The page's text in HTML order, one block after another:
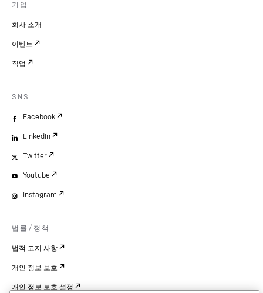
기업
회사 소개
이벤트
직업
SNS
Facebook
LinkedIn
Twitter
Youtube
Instagram
법률/정책
법적 고지 사항
개인 정보 보호
개인 정보 보호 설정